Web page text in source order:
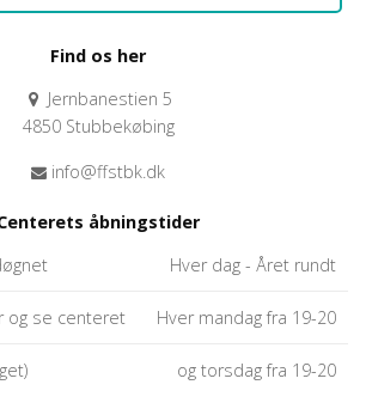
Find os her
Jernbanestien 5
4850 Stubbekøbing
info@ffstbk.dk
åbningstider
Hver dag - Året rundt
Hver mandag fra 19-20
og se centeret
og torsdag fra 19-20